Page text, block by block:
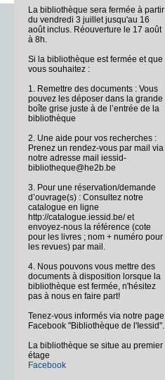
La bibliothèque sera fermée à partir
du vendredi 3 juillet jusqu'au 16
août inclus. Réouverture le 17 août
à 8h.
Si la bibliothèque est fermée et que
vous souhaitez :
1. Remettre des documents : Vous
pouvez les déposer dans la grande
boîte grise juste à de l’entrée de la
bibliothèque
2. Une aide pour vos recherches :
Prenez un rendez-vous par mail via
notre adresse mail iessid-
bibliotheque@he2b.be
3. Pour une réservation/demande
d’ouvrage(s) : Consultez notre
catalogue en ligne
http://catalogue.iessid.be/ et
envoyez-nous la référence (cote
pour les livres ; nom + numéro pour
les revues) par mail.
4. Nous pouvons vous mettre des
documents à disposition lorsque la
bibliothèque est fermée, n'hésitez
pas à nous en faire part!
Tenez-vous informés via notre page
Facebook "Bibliothèque de l'Iessid".
La bibliothèque se situe au premier
étage
Facebook